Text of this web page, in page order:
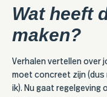
Wat heeft
maken?
Verhalen vertellen over
moet concreet zijn (dus
ik). Nu gaat regelgeving